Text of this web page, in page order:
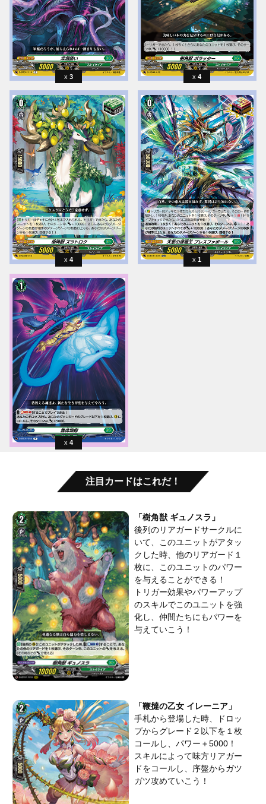
3 4
4 1
4
注目カードはこれだ！
「樹角獣 ギュノスラ」
後列のリアガードサークルに
いて、このユニットがアタッ
クした時、他のリアガード１
枚に、このユニットのパワー
を与えることができる！
トリガー効果やパワーアップ
のスキルでこのユニットを強
化し、仲間たちにもパワーを
与えていこう！
「鞭撻の乙女 イレーニア」
手札から登場した時、ドロッ
プからグレード２以下を１枚
コールし、パワー＋5000！
スキルによって味方リアガー
ドをコールし、序盤からガツ
ガツ攻めていこう！